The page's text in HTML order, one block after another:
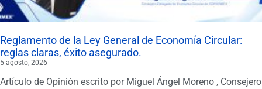
Reglamento de la Ley General de Economía Circular:
reglas claras, éxito asegurado.
5 agosto, 2026
Artículo de Opinión escrito por Miguel Ángel Moreno , Consejero